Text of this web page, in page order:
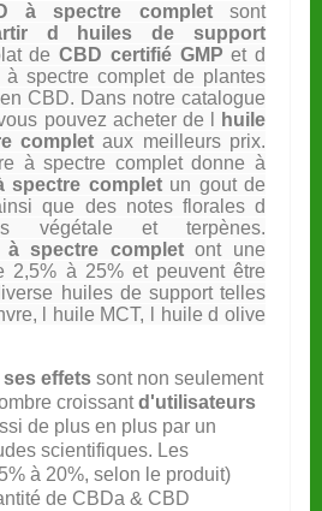
à spectre completsont
d huiles de support
deCBD certifié GMP et d
spectre complet de plantes
CBD. Dans notre catalogue
pouvez acheter de l
huile
complet aux meilleurs prix.
à spectre complet donne à
spectre completun gout de
que des notes florales d
végétale et terpènes.
à spectre completont une
2,5% à 25% et peuvent être
huiles de support telles
l huile MCT, l huile d olive
ses effets sont non seulement
croissantd'utilisateurs
de plus en plus par un
scientifiques. Les
à 20%, selon le produit)
de CBDa & CBD